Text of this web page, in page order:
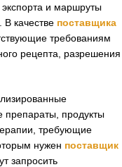
и маршруты
В качестве поставщика
требованиям
рецепта, разрешения
препараты, продукты
требующие
нужен поставщик
запросить